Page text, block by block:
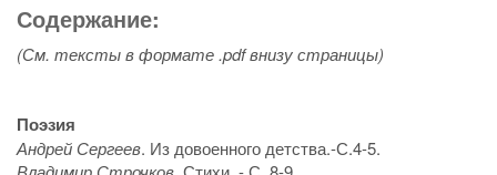
Содержание:
(См. тексты в формате .pdf внизу страницы)
Поэзия
Андрей Сергеев. Из довоенного детства.-С.4-5.